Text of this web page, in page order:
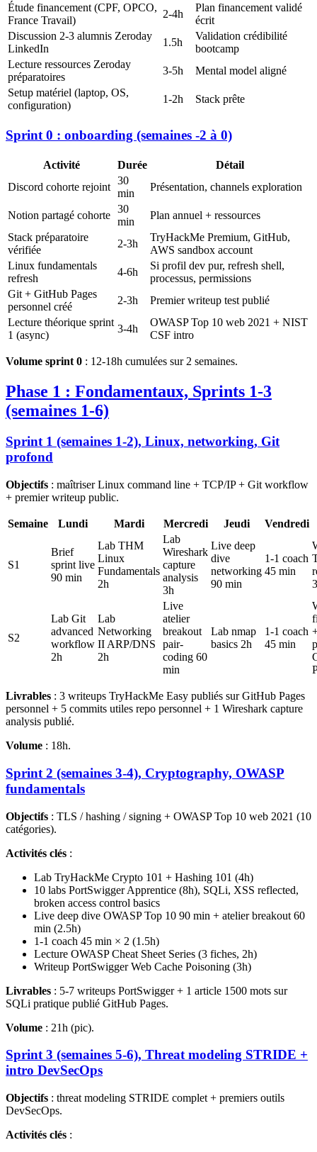
Étude financement (CPF, OPCO,
France Travail)
2-4h
Plan financement validé
écrit
Discussion 2-3 alumnis Zeroday
LinkedIn
1.5h
Validation crédibilité
bootcamp
Lecture ressources Zeroday
préparatoires
3-5h
Mental model aligné
Setup matériel (laptop, OS,
configuration)
1-2h Stack prête
Sprint 0 : onboarding (semaines -2 à 0)
Activité Durée
Détail
Discord cohorte rejoint
30
min
Présentation, channels exploration
Notion partagé cohorte
30
min
Plan annuel + ressources
Stack préparatoire
vérifiée
2-3h
TryHackMe Premium, GitHub,
AWS sandbox account
Linux fundamentals
refresh
4-6h
Si profil dev pur, refresh shell,
processus, permissions
Git + GitHub Pages
personnel créé
2-3h
Premier writeup test publié
Lecture théorique sprint
1 (async)
3-4h
OWASP Top 10 web 2021 + NIST
CSF intro
Volume sprint 0 : 12-18h cumulées sur 2 semaines.
Phase 1 : Fondamentaux, Sprints 1-3
(semaines 1-6)
Sprint 1 (semaines 1-2), Linux, networking, Git
profond
Objectifs : maîtriser Linux command line + TCP/IP + Git workflow
+ premier writeup public.
Semaine Lundi Mardi Mercredi Jeudi Vendredi
S1
Brief
sprint live
90 min
Lab THM
Linux
Fundamentals
2h
Lab
Wireshark
capture
analysis
3h
Live deep
dive
networking
90 min
1-1 coach
45 min
S2
Lab Git
advanced
workflow
2h
Lab
Networking
II ARP/DNS
2h
Live
atelier
breakout
pair-
coding 60
min
Lab nmap
basics 2h
1-1 coach
45 min
Livrables : 3 writeups TryHackMe Easy publiés sur GitHub Pages
personnel + 5 commits utiles repo personnel + 1 Wireshark capture
analysis publié.
Volume : 18h.
Sprint 2 (semaines 3-4), Cryptography, OWASP
fundamentals
Objectifs : TLS / hashing / signing + OWASP Top 10 web 2021 (10
catégories).
Activités clés :
Lab TryHackMe Crypto 101 + Hashing 101 (4h)
10 labs PortSwigger Apprentice (8h), SQLi, XSS reflected,
broken access control basics
Live deep dive OWASP Top 10 90 min + atelier breakout 60
min (2.5h)
1-1 coach 45 min × 2 (1.5h)
Lecture OWASP Cheat Sheet Series (3 fiches, 2h)
Writeup PortSwigger Web Cache Poisoning (3h)
Livrables : 5-7 writeups PortSwigger + 1 article 1500 mots sur
SQLi pratique publié GitHub Pages.
Volume : 21h (pic).
Sprint 3 (semaines 5-6), Threat modeling STRIDE +
intro DevSecOps
Objectifs : threat modeling STRIDE complet + premiers outils
DevSecOps.
Activités clés :